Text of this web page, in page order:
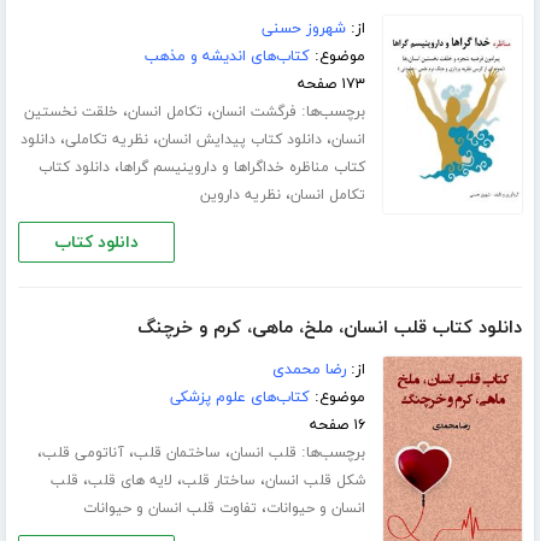
از:شهروز حسنی
موضوع:کتاب‌های اندیشه و مذهب
۱۷۳ صفحه
برچسب‌ها: فرگشت انسان، تکامل انسان، خلقت نخستین
انسان،دانلود کتاب پیدایش انسان،نظریه تکاملی،دانلود
کتاب مناظره خداگراها و داروینیسم گراها،دانلود کتاب
تکامل انسان،نظریه داروین
دانلود کتاب
دانلود کتاب قلب انسان، ملخ، ماهی، کرم و خرچنگ
از:رضا محمدی
موضوع:کتاب‌های علوم پزشکی
۱۶ صفحه
برچسب‌ها: قلب انسان، ساختمان قلب،آناتومی قلب،
شکل قلب انسان، ساختار قلب، لایه های قلب، قلب
انسان و حیوانات، تفاوت قلب انسان و حیوانات